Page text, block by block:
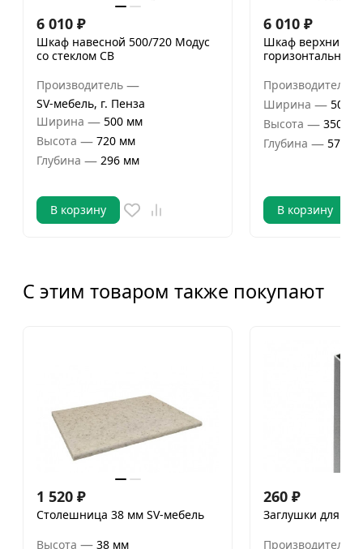
6 010 ₽
Шкаф навесной 500/720 Модус
со стеклом СВ
Производитель —
SV-мебель, г. Пенза
Ширина — 500 мм
Высота — 720 мм
Глубина — 296 мм
В корзину
6 010 ₽
Шкаф верхний
горизонтальный
Производитель
Ширина — 500
Высота — 350 мм
Глубина — 574
В корзину
С этим товаром также покупают
1 520 ₽
Столешница 38 мм SV-мебель
Высота — 38 мм
260 ₽
Заглушки для
Производитель